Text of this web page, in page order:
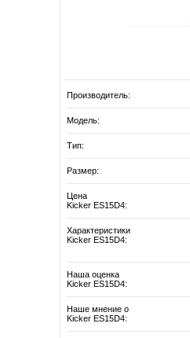
Производитель:
Модель:
Тип:
Размер:
Цена
Kicker ES15D4:
Характеристики
Kicker ES15D4:
Наша оценка
Kicker ES15D4:
Наше мнение о
Kicker ES15D4: